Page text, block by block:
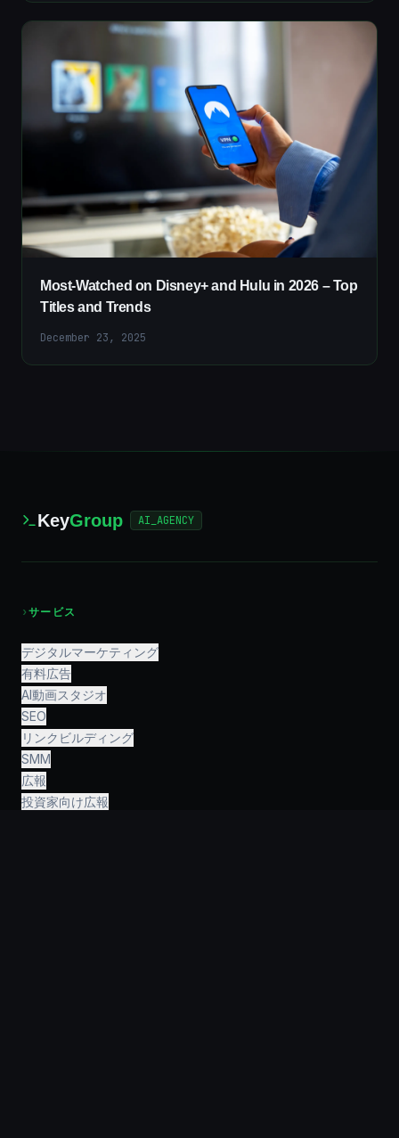
Most-Watched on Disney+ and Hulu in 2026 – Top
Titles and Trends
December 23, 2025
KeyGroup AI_AGENCY
›サービス
デジタルマーケティング
有料広告
AI動画スタジオ
SEO
リンクビルディング
SMM
広報
投資家向け広報